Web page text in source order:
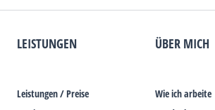
LEISTUNGEN
Leistungen / Preise
ÜBER MICH
Wie ich arbeite